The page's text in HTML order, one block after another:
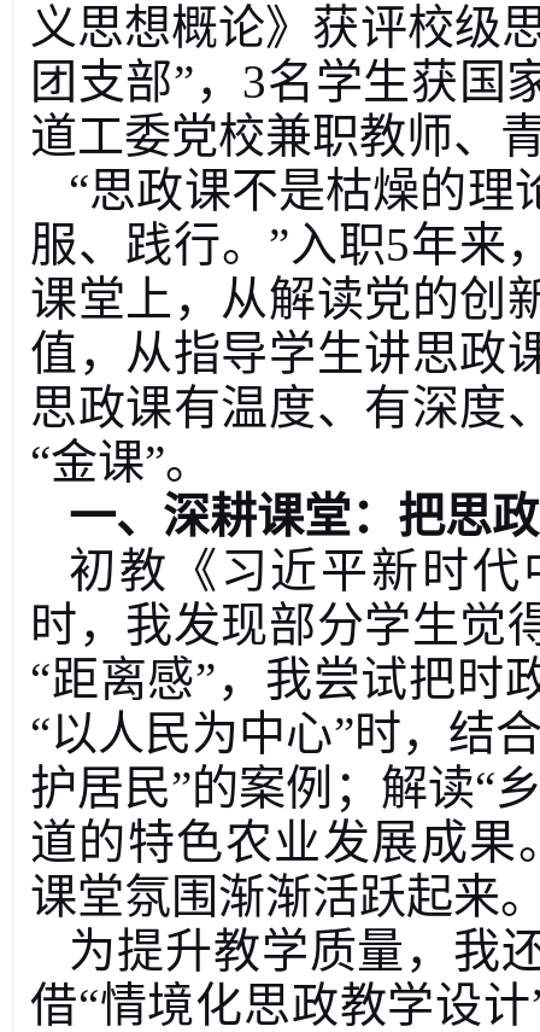
义思想概论》获评校级
团支部”， 3名学生获国
道工委党校兼职教师、
“思政课不是枯燥的理
服、践行。 ”入职5年来
课堂上，从解读党的创
值，从指导学生讲思政
思政课有温度、有深度
“金课”。
一、深耕课堂：把思
初教《习近平新时
时，我发现部分学生觉
“距离感”，我尝试把时
“以人民为中心”时，结
护居民”的案例；解读“
道的特色农业发展成果
课堂氛围渐渐活跃起来
为提升教学质量，我
借“情境化思政教学设计